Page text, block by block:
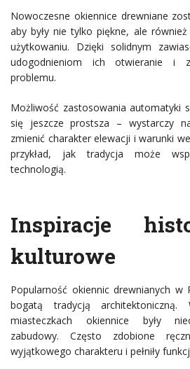
Nowoczesne okiennice drewniane
aby były nie tylko piękne, ale
użytkowaniu. Dzięki solidnym
udogodnieniom ich otwieranie i
problemu.
Możliwość zastosowania automatyki
się jeszcze prostsza – wystarczy
zmienić charakter elewacji i warunki
przykład, jak tradycja może
technologią.
Inspiracje
kulturowe
Popularność okiennic drewnianych
bogatą tradycją
miasteczkach okiennice były
zabudowy. Często zdobione
wyjątkowego charakteru i pełniły